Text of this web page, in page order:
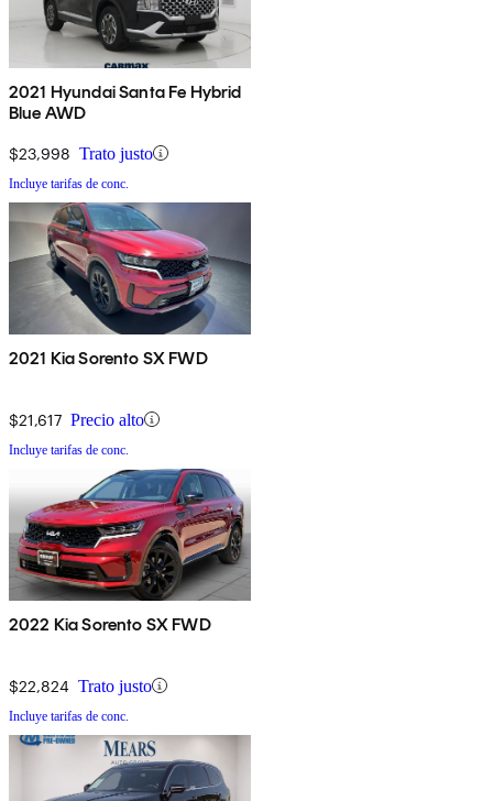
2021 Hyundai Santa Fe Hybrid
Blue AWD
$23,998 Trato justo
Incluye tarifas de conc.
2021 Kia Sorento SX FWD
$21,617 Precio alto
Incluye tarifas de conc.
2022 Kia Sorento SX FWD
$22,824 Trato justo
Incluye tarifas de conc.